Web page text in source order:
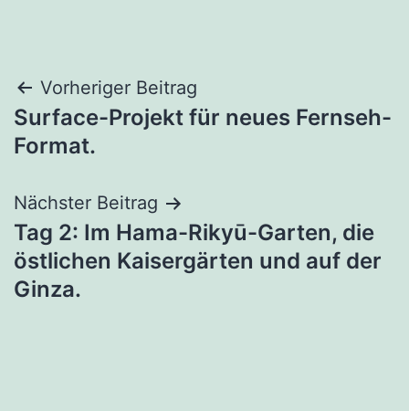
Beitragsnavigation
Vorheriger Beitrag
Surface-Projekt für neues Fernseh-
Format.
Nächster Beitrag
Tag 2: Im Hama-Rikyū-Garten, die
östlichen Kaisergärten und auf der
Ginza.